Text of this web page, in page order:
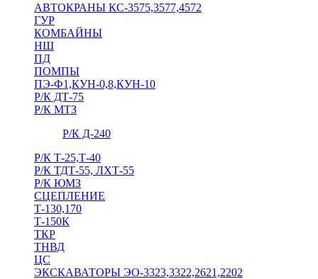
АВТОКРАНЫ КС-3575,3577,4572
ГУР
КОМБАЙНЫ
НШ
ПД
ПОМПЫ
ПЭ-Ф1,КУН-0,8,КУН-10
Р/К ДТ-75
Р/К МТЗ
Р/К Д-240
Р/К Т-25,Т-40
Р/К ТДТ-55, ЛХТ-55
Р/К ЮМЗ
СЦЕПЛЕНИЕ
Т-130,170
Т-150К
ТКР
ТНВД
ЦС
ЭКСКАВАТОРЫ ЭО-3323,3322,2621,2202